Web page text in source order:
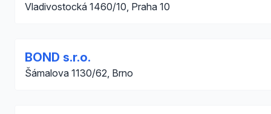
Vladivostocká 1460/10, Praha 10
BOND s.r.o.
Šámalova 1130/62, Brno